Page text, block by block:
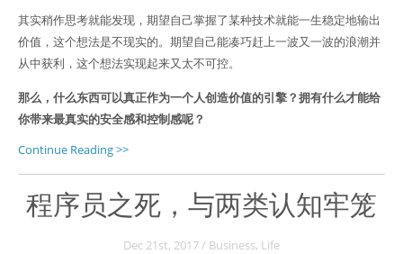
其实稍作思考就能发现，期望自己掌握了某种技术就能一生稳定地输出
价值，这个想法是不现实的。期望自己能凑巧赶上一波又一波的浪潮并
从中获利，这个想法实现起来又太不可控。
那么，什么东西可以真正作为一个人创造价值的引擎？拥有什么才能给
你带来最真实的安全感和控制感呢？
Continue Reading >>
程序员之死，与两类认知牢笼
Dec 21st, 2017/ Business, Life